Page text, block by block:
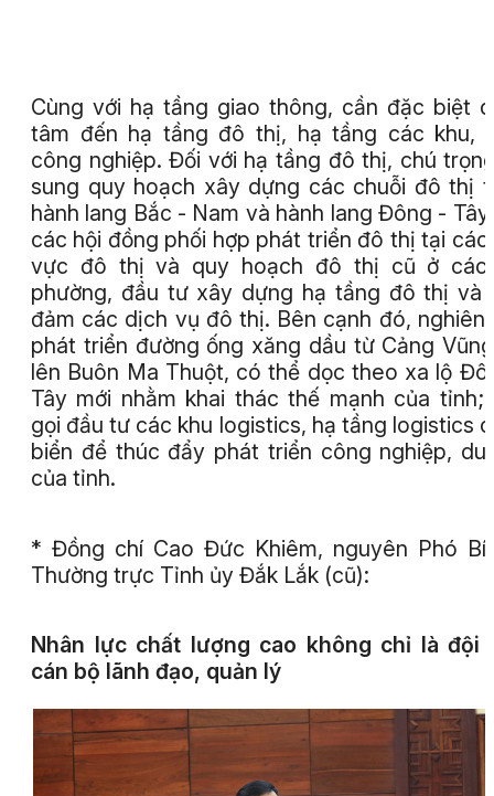
Cùng với hạ tầng giao thông, cần đặc biệt
tâm đến hạ tầng đô thị, hạ tầng các khu,
công nghiệp. Đối với hạ tầng đô thị, chú
sung quy hoạch xây dựng các chuỗi đô thị
hành lang Bắc - Nam và hành lang Đông -
các hội đồng phối hợp phát triển đô thị tại các
vực đô thị và quy hoạch đô thị cũ ở các
phường, đầu tư xây dựng hạ tầng đô thị và
đảm các dịch vụ đô thị. Bên cạnh đó, nghiên
phát triển đường ống xăng dầu từ Cảng
lên Buôn Ma Thuột, có thể dọc theo xa lộ
Tây mới nhằm khai thác thế mạnh của tỉnh;
gọi đầu tư các khu logistics, hạ tầng logistics
biển để thúc đẩy phát triển công nghiệp, du
của tỉnh.
* Đồng chí Cao Đức Khiêm, nguyên Phó Bí
Thường trực Tỉnh ủy Đắk Lắk (cũ):
Nhân lực chất lượng cao không chỉ là đội
cán bộ lãnh đạo, quản lý